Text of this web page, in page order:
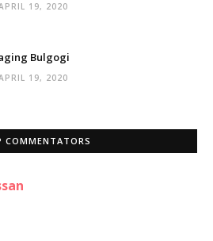
19, 2020
Bulgogi
19, 2020
COMMENTATORS